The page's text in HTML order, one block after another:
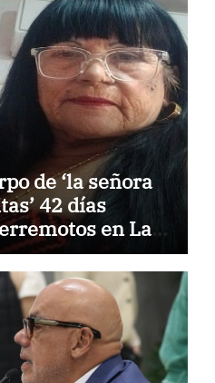
de ‘la señora
42 días
en La